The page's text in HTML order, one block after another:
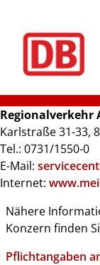
Regionalverkehr
Karlstraße 31-33,
Tel.: 0731/1550-0
E-Mail:
Internet:
Nähere
Konzern finden
Pflichtangaben